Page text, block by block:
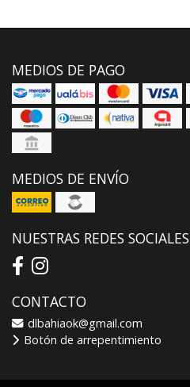
MEDIOS DE PAGO
MEDIOS DE ENVÍO
NUESTRAS REDES SOCIALES
CONTACTO
dlbahiaok@gmail.com
Botón de arrepentimiento